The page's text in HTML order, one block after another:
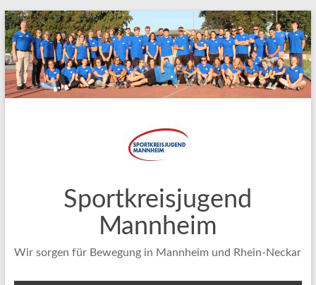
Zum
Inhalt
springen
Sportkreisjugend
Mannheim
Wir sorgen für Bewegung in Mannheim und Rhein-Neckar